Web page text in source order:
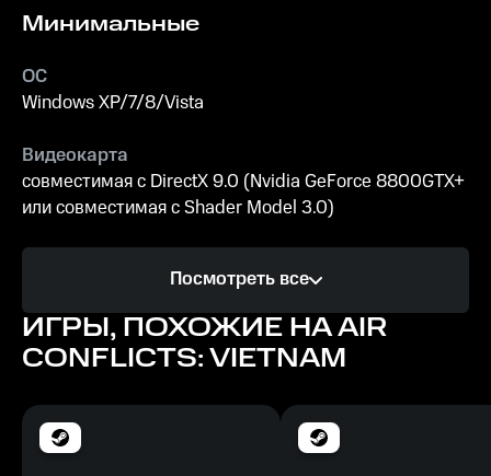
Минимальные
ОС
Windows XP/7/8/Vista
Видеокарта
совместимая с DirectX 9.0 (Nvidia GeForce 8800GTX+
или совместимая с Shader Model 3.0)
Intel Duo с частотой 2,0 ГГц или совместимый
Память
1 ГБ ОЗУ
Место на диске
5 ГБ
Посмотреть все
ИГРЫ, ПОХОЖИЕ НА AIR
CONFLICTS: VIETNAM